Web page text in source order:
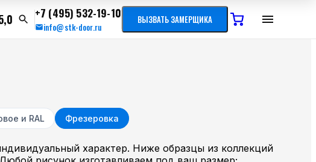
+7 (495) 532-19-10
info@stk-door.ru
ВЫЗВАТЬ ЗАМЕРЩИКА
и RAL Фрезеровка
характер. Ниже образцы из коллекций